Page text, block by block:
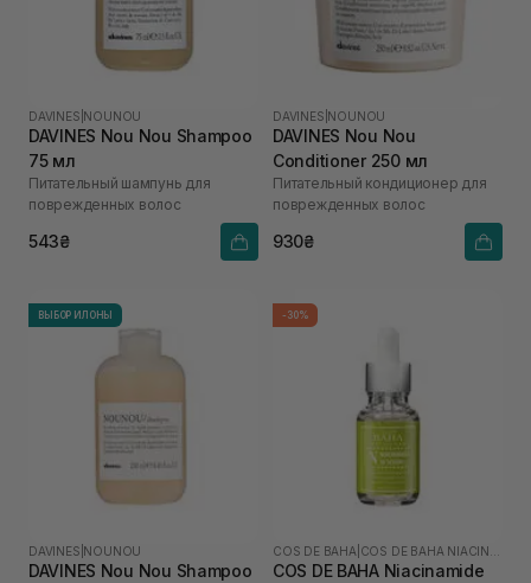
DAVINES NOUNOU
DAVINES Nou Nou Shampoo
75 мл
Питательный шампунь для
поврежденных волос
543₴
DAVINES NOUNOU
DAVINES Nou Nou
Conditioner 250 мл
Питательный кондиционер для
поврежденных волос
930₴
ВЫБОР ИЛОНЫ
DAVINES NOUNOU
DAVINES Nou Nou Shampoo
-30%
COS DE BAHA
COS DE BAHA Niacinamide